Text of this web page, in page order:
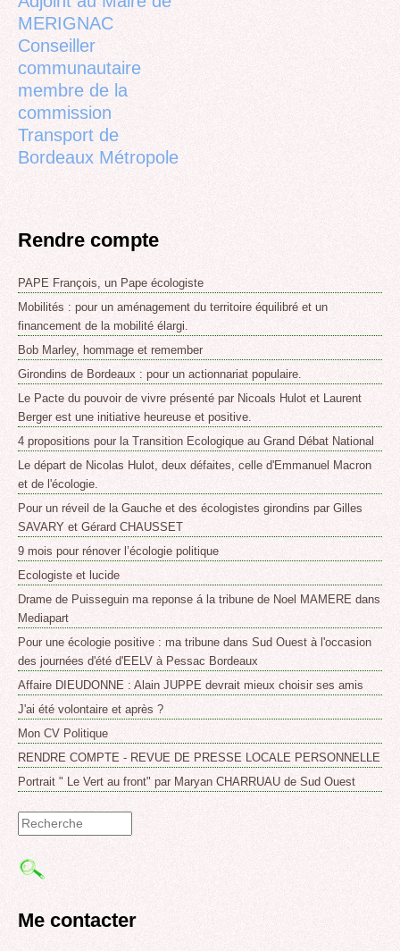
MERIGNAC
Conseiller
communautaire
membre de la
commission
Transport de
Bordeaux Métropole
Rendre compte
PAPE François, un Pape écologiste
Mobilités : pour un aménagement du territoire équilibré et un
financement de la mobilité élargi.
Bob Marley, hommage et remember
Girondins de Bordeaux : pour un actionnariat populaire.
Le Pacte du pouvoir de vivre présenté par Nicoals Hulot et Laurent
Berger est une initiative heureuse et positive.
4 propositions pour la Transition Ecologique au Grand Débat National
Le départ de Nicolas Hulot, deux défaites, celle d'Emmanuel Macron
et de l'écologie.
Pour un réveil de la Gauche et des écologistes girondins par Gilles
SAVARY et Gérard CHAUSSET
9 mois pour rénover l’écologie politique
Ecologiste et lucide
Drame de Puisseguin ma reponse á la tribune de Noel MAMERE dans
Mediapart
Pour une écologie positive : ma tribune dans Sud Ouest à l'occasion
des journées d'été d'EELV à Pessac Bordeaux
Affaire DIEUDONNE : Alain JUPPE devrait mieux choisir ses amis
J'ai été volontaire et après ?
Mon CV Politique
RENDRE COMPTE - REVUE DE PRESSE LOCALE PERSONNELLE
Portrait " Le Vert au front" par Maryan CHARRUAU de Sud Ouest
Formulaire
de
Me contacter